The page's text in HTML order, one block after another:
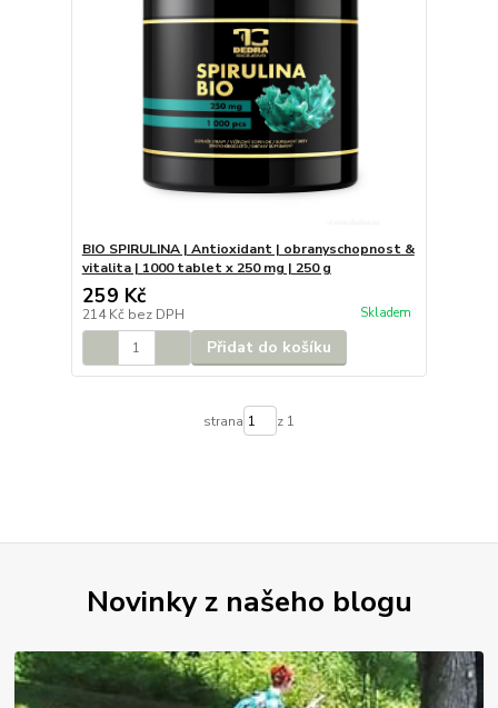
BIO SPIRULINA | Antioxidant | obranyschopnost &
vitalita | 1000 tablet x 250 mg | 250 g
259 Kč
214 Kč bez DPH Skladem
Přidat do košíku
strana z 1
Novinky z našeho blogu